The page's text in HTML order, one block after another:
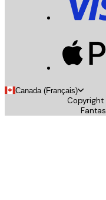
Canada (Français)